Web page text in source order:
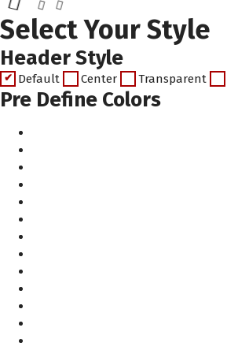
Select Your Style
Header Style
Default Center Transparent
Pre Define Colors